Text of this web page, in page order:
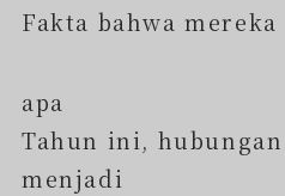
Fakta bahwa
apa
Tahun ini,
menjadi